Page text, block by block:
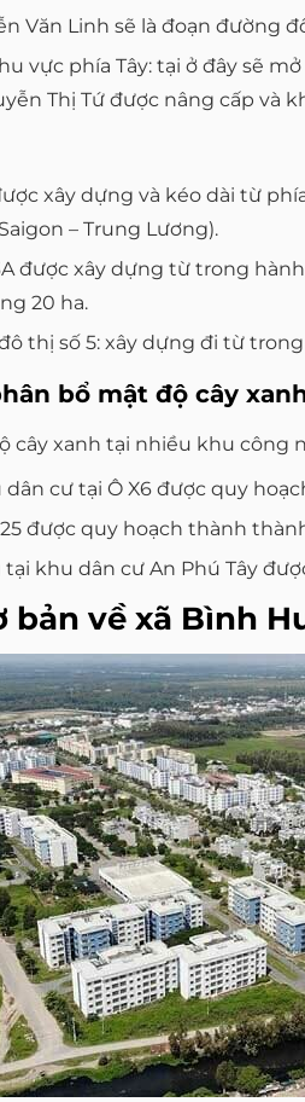
Văn Linh sẽ là đoạn đường
vực phía Tây: tại ở đây sẽ
Thị Tứ được nâng cấp và
xây dựng và kéo dài từ
– Trung Lương).
được xây dựng từ trong
20 ha.
thị số 5: xây dựng đi từ
bổ mật độ cây
cây xanh tại nhiều khu
cư tại Ô X6 được quy
25 được quy hoạch thành
khu dân cư An Phú Tây
bản về xã Bình